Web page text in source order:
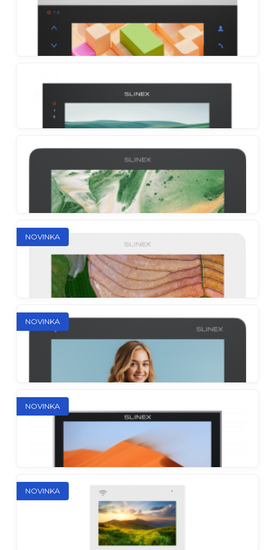
Interkom s veľkým IPS displejom a softvérovou
detekciou pohybu
Slinex SL-07MHD
Ľahko ovládateľný interkom s IPS displejom a
detailným prispôsobením
AHD ultratenký a funkčný monitor
Kompaktný AHD videotelefón v jedinečných
farbách
NOVINKA
Ultratenký. Maximálne spoľahlivý. Maximálne
dostupný
NOVINKA
Kompaktný AHD videointerkom s presmerovaním
hovorov na smartphone
NOVINKA
NOVINKA